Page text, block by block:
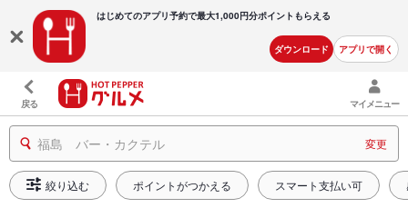
はじめてのアプリ予約で最大1,000円分ポイントもらえる
ダウンロード アプリで開く
戻る マイメニュー
福島 バー・カクテル 変更
絞り込む ポイントがつかえる スマート支払い可